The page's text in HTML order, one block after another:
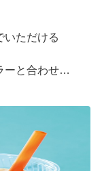
いただける
ーと合わせ、